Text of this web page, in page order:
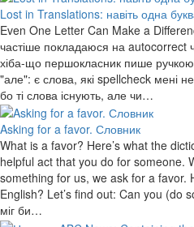
Lost in Translations: навіть одна
Even One Letter Can Make a
частіше покладаюся на autocorrect
хіба-що першокласник пише
"але": є слова, які spellcheck мені
бо ті слова існують, але чи…
Asking for a favor. Словник
What is a favor? Here’s what the
helpful act that you do for someone.
something for us, we ask for a favor.
English? Let’s find out: Can you (do
міг би…